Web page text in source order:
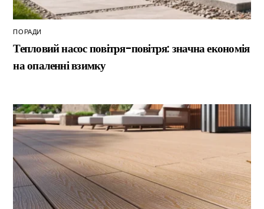
ПОРАДИ
Тепловий насос повітря-повітря: значна економія
на опаленні взимку